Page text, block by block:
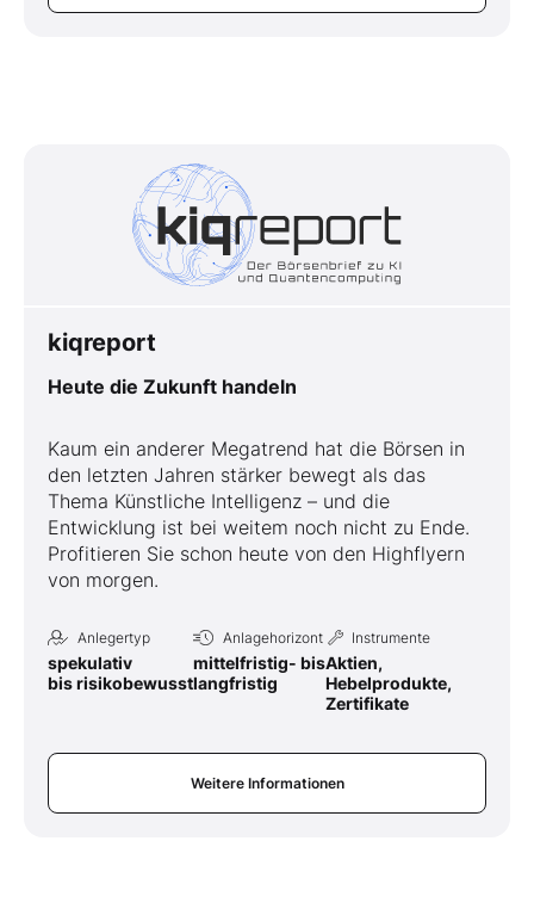
kiqreport
Heute die Zukunft handeln
Kaum ein anderer Megatrend hat die Börsen in
den letzten Jahren stärker bewegt als das
Thema Künstliche Intelligenz – und die
Entwicklung ist bei weitem noch nicht zu Ende.
Profitieren Sie schon heute von den Highflyern
von morgen.
Anlegertyp
spekulativ
bis risikobewusst
Anlagehorizont
mittelfristig- bis
langfristig
Instrumente
Aktien,
Hebelprodukte,
Zertifikate
Weitere Informationen